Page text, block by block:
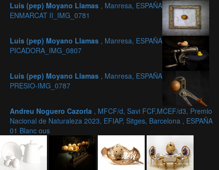
Luis (pep) Moyano Llamas , Manresa, ESPAÑA
ENMARCAT II_IMG_0781
Luis (pep) Moyano Llamas , Manresa, ESPAÑA
PICADORA_IMG_0807
Luis (pep) Moyano Llamas , Manresa, ESPAÑA
PRESIO-IMG_0787
Andreu Noguero Cazorla , MFCF/d, Savi FCF,MCEF/d3, Premio
Nacional de Naturaleza 2023, EFIAP, Sitges, Barcelona , ESPAÑA
01 Blanc ous